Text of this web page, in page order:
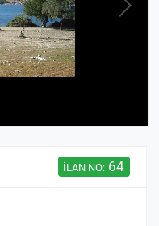
İLAN NO: 64